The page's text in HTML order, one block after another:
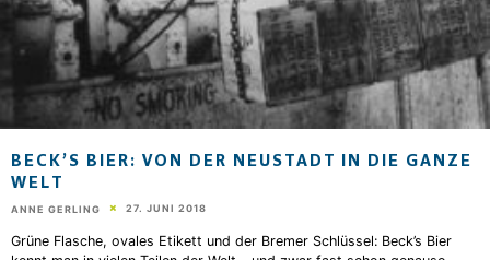
BECK’S BIER: VON DER NEUSTADT IN DIE GANZE
WELT
ANNE GERLING 27. JUNI 2018
Grüne Flasche, ovales Etikett und der Bremer Schlüssel: Beck’s Bier